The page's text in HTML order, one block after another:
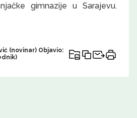
gimnazije u Sarajevu.
(novinar) Objavio: